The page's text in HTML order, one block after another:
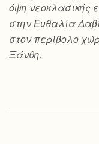
όψη νεοκλασικής
στην Ευθαλία
στον περίβολο
Ξάνθη.